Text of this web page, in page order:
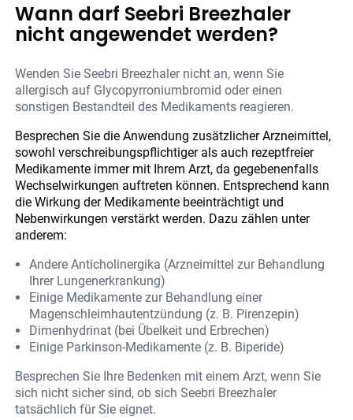
Wann darf Seebri Breezhaler
nicht angewendet werden?
Wenden Sie Seebri Breezhaler nicht an, wenn Sie
allergisch auf Glycopyrroniumbromid oder einen
sonstigen Bestandteil des Medikaments reagieren.
Besprechen Sie die Anwendung zusätzlicher Arzneimittel,
sowohl verschreibungspflichtiger als auch rezeptfreier
Medikamente immer mit Ihrem Arzt, da gegebenenfalls
Wechselwirkungen auftreten können. Entsprechend kann
die Wirkung der Medikamente beeinträchtigt und
Nebenwirkungen verstärkt werden. Dazu zählen unter
anderem:
Andere Anticholinergika (Arzneimittel zur Behandlung
Ihrer Lungenerkrankung)
Einige Medikamente zur Behandlung einer
Magenschleimhautentzündung (z. B. Pirenzepin)
Dimenhydrinat (bei Übelkeit und Erbrechen)
Einige Parkinson-Medikamente (z. B. Biperide)
Besprechen Sie Ihre Bedenken mit einem Arzt, wenn Sie
sich nicht sicher sind, ob sich Seebri Breezhaler
tatsächlich für Sie eignet.